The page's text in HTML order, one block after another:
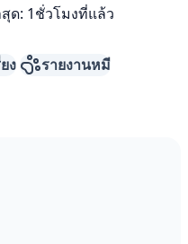
ด: 1ชั่วโมงที่แล้ว
ง รายงานหมี